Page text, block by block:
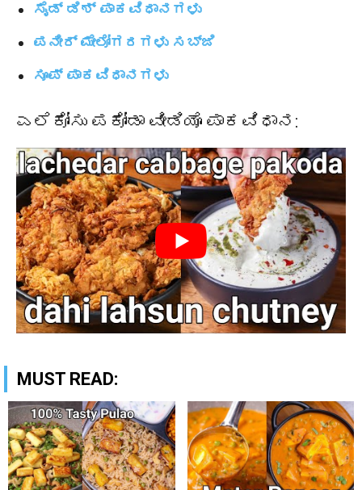
ಸೈಡ್ ಡಿಶ್ ಪಾಕವಿಧಾನಗಳು
ಪನೀರ್ ಮೇಲೋಗರಗಳು ಸಬ್ಜಿ
ಸೂಪ್ ಪಾಕವಿಧಾನಗಳು
ಎಲೆಕೋಸು ಪಕೋಡಾ ವೀಡಿಯೊ ಪಾಕವಿಧಾನ:
MUST READ: